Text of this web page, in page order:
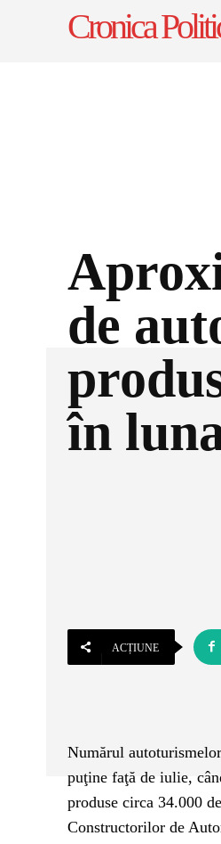
Cronica
de
în
ACȚIUNE
Numărul
puţine faţă de iulie,
produse circa 34.000
Constructorilor de